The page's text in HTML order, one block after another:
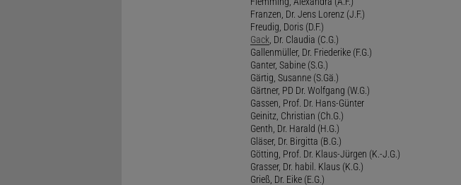
Franzen, Dr. Jens Lorenz (J.F.)
Freudig, Doris (D.F.)
Gack, Dr. Claudia (C.G.)
Gallenmüller, Dr. Friederike (F.G.)
Ganter, Sabine (S.G.)
Gärtig, Susanne (S.Gä.)
Gärtner, PD Dr. Wolfgang (W.G.)
Gassen, Prof. Dr. Hans-Günter
Geinitz, Christian (Ch.G.)
Genth, Dr. Harald (H.G.)
Gläser, Dr. Birgitta (B.G.)
Götting, Prof. Dr. Klaus-Jürgen (K.-J.G.)
Grasser, Dr. habil. Klaus (K.G.)
Grieß, Dr. Eike (E.G.)